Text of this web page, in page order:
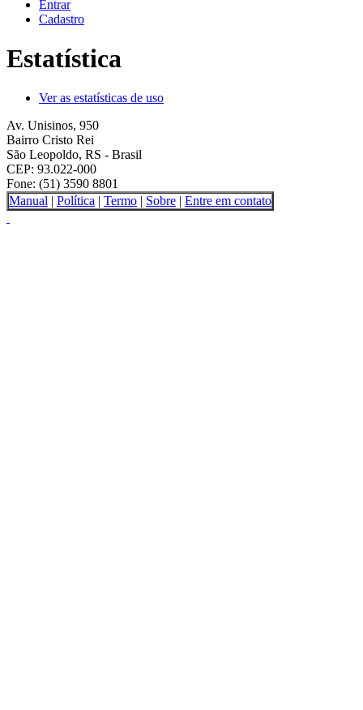
Entrar
Cadastro
Estatística
Ver as estatísticas de uso
Av. Unisinos, 950
Bairro Cristo Rei
São Leopoldo, RS - Brasil
CEP: 93.022-000
Fone: (51) 3590 8801
Manual | Política | Termo | Sobre | Entre em contato